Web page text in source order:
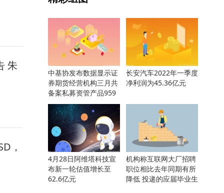
朱
，
中基协发布数据显示证
券期货经营机构三月共
备案私募资管产品959
只
长安汽车2022年一季度
净利润为45.36亿元
4月28日阿维塔科技宣
布新一轮估值增长至
62.6亿元
机构称互联网大厂招聘
职位相比去年同期有所
降低 投递的应届毕业生